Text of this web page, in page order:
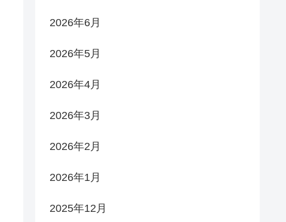
2026年6月
2026年5月
2026年4月
2026年3月
2026年2月
2026年1月
2025年12月